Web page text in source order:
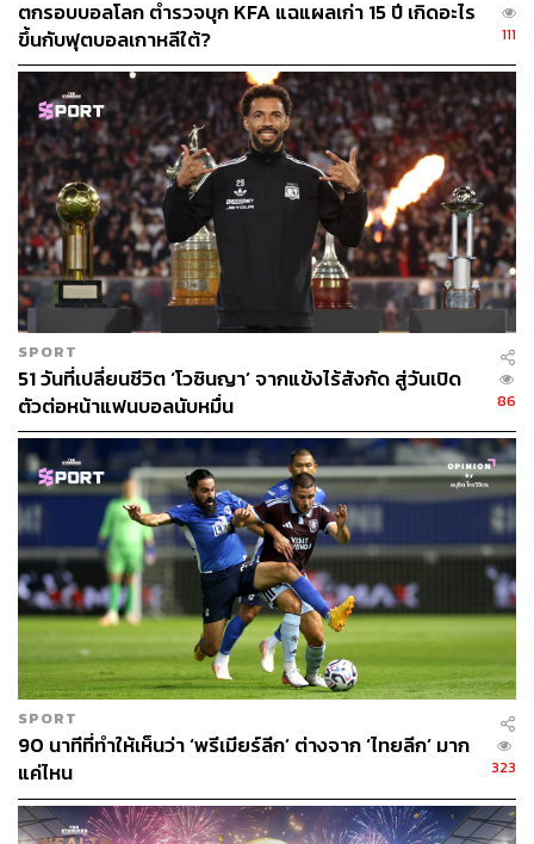
ตกรอบบอลโลก ตำรวจบุก KFA แฉแผลเก่า 15 ปี เกิดอะไร
ขึ้นกับฟุตบอลเกาหลีใต้?
111
SPORT
51 วันที่เปลี่ยนชีวิต ‘โวซินญา’ จากแข้งไร้สังกัด สู่วันเปิด
ตัวต่อหน้าแฟนบอลนับหมื่น
86
SPORT
90 นาทีที่ทำให้เห็นว่า ‘พรีเมียร์ลีก’ ต่างจาก ‘ไทยลีก’ มาก
แค่ไหน
323